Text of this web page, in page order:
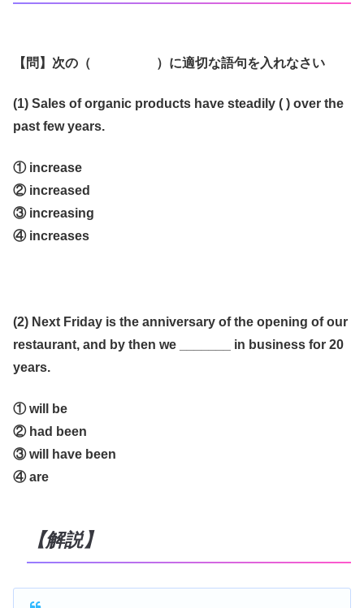
【問】次の（ ）に適切な語句を入れなさい
(1) Sales of organic products have steadily ( ) over the
past few years.
① increase
② increased
③ increasing
④ increases
(2) Next Friday is the anniversary of the opening of our
restaurant, and by then we _______ in business for 20
years.
① will be
② had been
③ will have been
④ are
【解説】